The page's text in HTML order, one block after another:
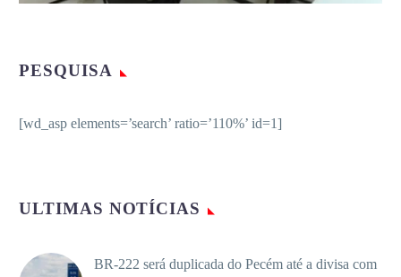
PESQUISA
[wd_asp elements=’search’ ratio=’110%’ id=1]
ULTIMAS NOTÍCIAS
BR-222 será duplicada do Pecém até a divisa com